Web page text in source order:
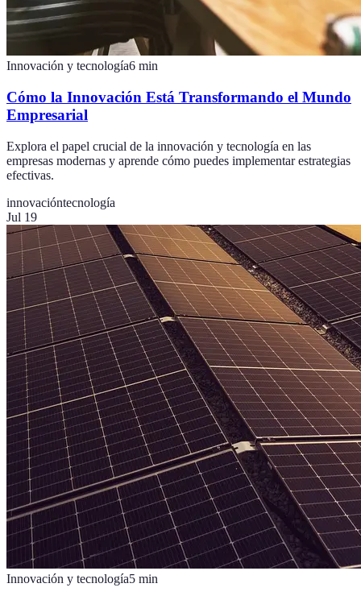
Innovación y tecnología6 min
Cómo la Innovación Está Transformando el Mundo
Empresarial
Explora el papel crucial de la innovación y tecnología en las
empresas modernas y aprende cómo puedes implementar estrategias
efectivas.
innovacióntecnología
Jul 19
Innovación y tecnología5 min